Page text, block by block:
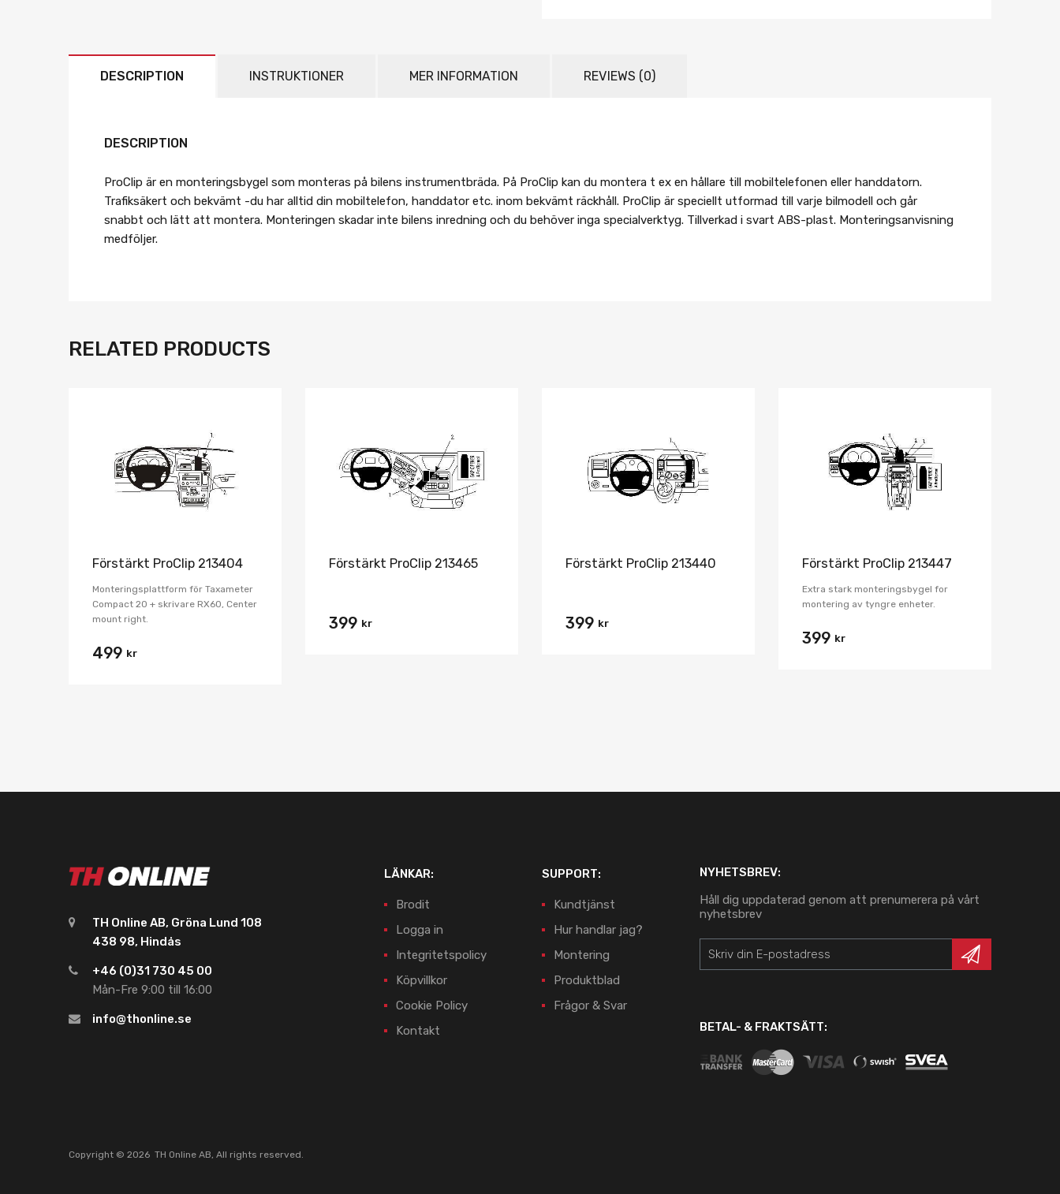
DESCRIPTION INSTRUKTIONER MER INFORMATION REVIEWS (0)
DESCRIPTION
ProClip är en monteringsbygel som monteras på bilens instrumentbräda. På ProClip kan du montera t ex en hållare till mobiltelefonen eller handdatorn.
Trafiksäkert och bekvämt -du har alltid din mobiltelefon, handdator etc. inom bekvämt räckhåll. ProClip är speciellt utformad till varje bilmodell och går
snabbt och lätt att montera. Monteringen skadar inte bilens inredning och du behöver inga specialverktyg. Tillverkad i svart ABS-plast. Monteringsanvisning
medföljer.
RELATED PRODUCTS
Förstärkt ProClip 213404
Monteringsplattform för Taxameter
Compact 20 + skrivare RX60, Center
mount right.
499 kr
Förstärkt ProClip 213465
399 kr
Förstärkt ProClip 213440
399 kr
Förstärkt ProClip 213447
Extra stark monteringsbygel for
montering av tyngre enheter.
399 kr
TH Online AB, Gröna Lund 108
438 98, Hindås
+46 (0)31 730 45 00
Mån-Fre 9:00 till 16:00
info@thonline.se
LÄNKAR:
Brodit
Logga in
Integritetspolicy
Köpvillkor
Cookie Policy
Kontakt
SUPPORT:
Kundtjänst
Hur handlar jag?
Montering
Produktblad
Frågor & Svar
NYHETSBREV:
Håll dig uppdaterad genom att prenumerera på vårt
nyhetsbrev
BETAL- & FRAKTSÄTT:
Copyright © 2026 TH Online AB, All rights reserved.